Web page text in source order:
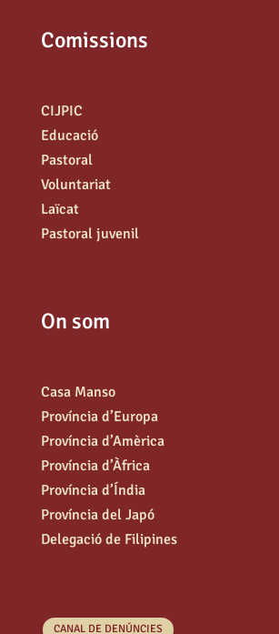
Comissions
CIJPIC
Educació
Pastoral
Voluntariat
Laïcat
Pastoral juvenil
On som
Casa Manso
Província d’Europa
Província d’Amèrica
Província d’Àfrica
Província d’Índia
Província del Japó
Delegació de Filipines
CANAL DE DENÚNCIES